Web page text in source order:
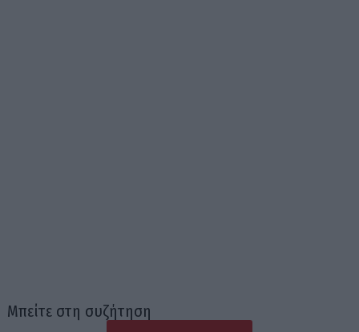
Μπείτε στη συζήτηση